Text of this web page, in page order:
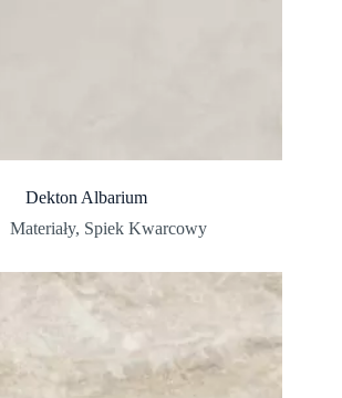
Dekton Albarium
Materiały, Spiek Kwarcowy